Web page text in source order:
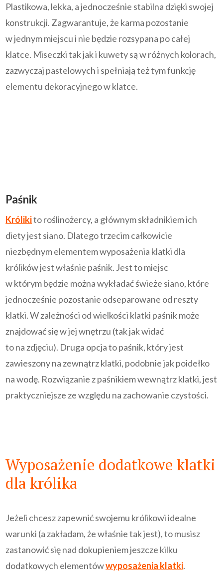
Plastikowa, lekka, a jednocześnie stabilna dzięki swojej
konstrukcji. Zagwarantuje, że karma pozostanie
w jednym miejscu i nie będzie rozsypana po całej
klatce. Miseczki tak jak i kuwety są w różnych kolorach,
zazwyczaj pastelowych i spełniają też tym funkcję
elementu dekoracyjnego w klatce.
Paśnik
Królikito roślinożercy, a głównym składnikiem ich
diety jest siano. Dlatego trzecim całkowicie
niezbędnym elementem wyposażenia klatki dla
królików jest właśnie paśnik. Jest to miejsc
w którym będzie można wykładać świeże siano, które
jednocześnie pozostanie odseparowane od reszty
klatki. W zależności od wielkości klatki paśnik może
znajdować się w jej wnętrzu (tak jak widać
to na zdjęciu). Druga opcja to paśnik, który jest
zawieszony na zewnątrz klatki, podobnie jak poidełko
na wodę. Rozwiązanie z paśnikiem wewnątrz klatki, jest
praktyczniejsze ze względu na zachowanie czystości.
Wyposażenie dodatkowe klatki
dla królika
Jeżeli chcesz zapewnić swojemu królikowi idealne
warunki (a zakładam, że właśnie tak jest), to musisz
zastanowić się nad dokupieniem jeszcze kilku
dodatkowych elementówwyposażenia klatki.